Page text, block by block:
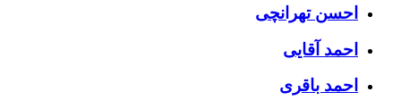
احسن تهرانچی
احمد آقایی
احمد باقری